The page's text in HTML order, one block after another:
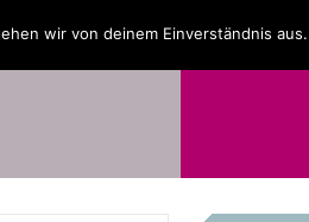
SHOP
wir von deinem Einverständnis aus.